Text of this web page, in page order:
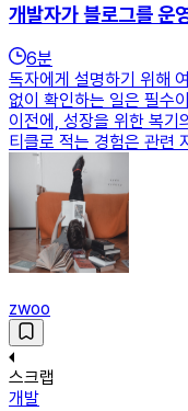
개발자가 블로그를 운
6분
독자에게 설명하기 위해
없이 확인하는 일은 필수
이전에, 성장을 위한 복기
티클로 적는 경험은 관련
zwoo
스크랩
개발